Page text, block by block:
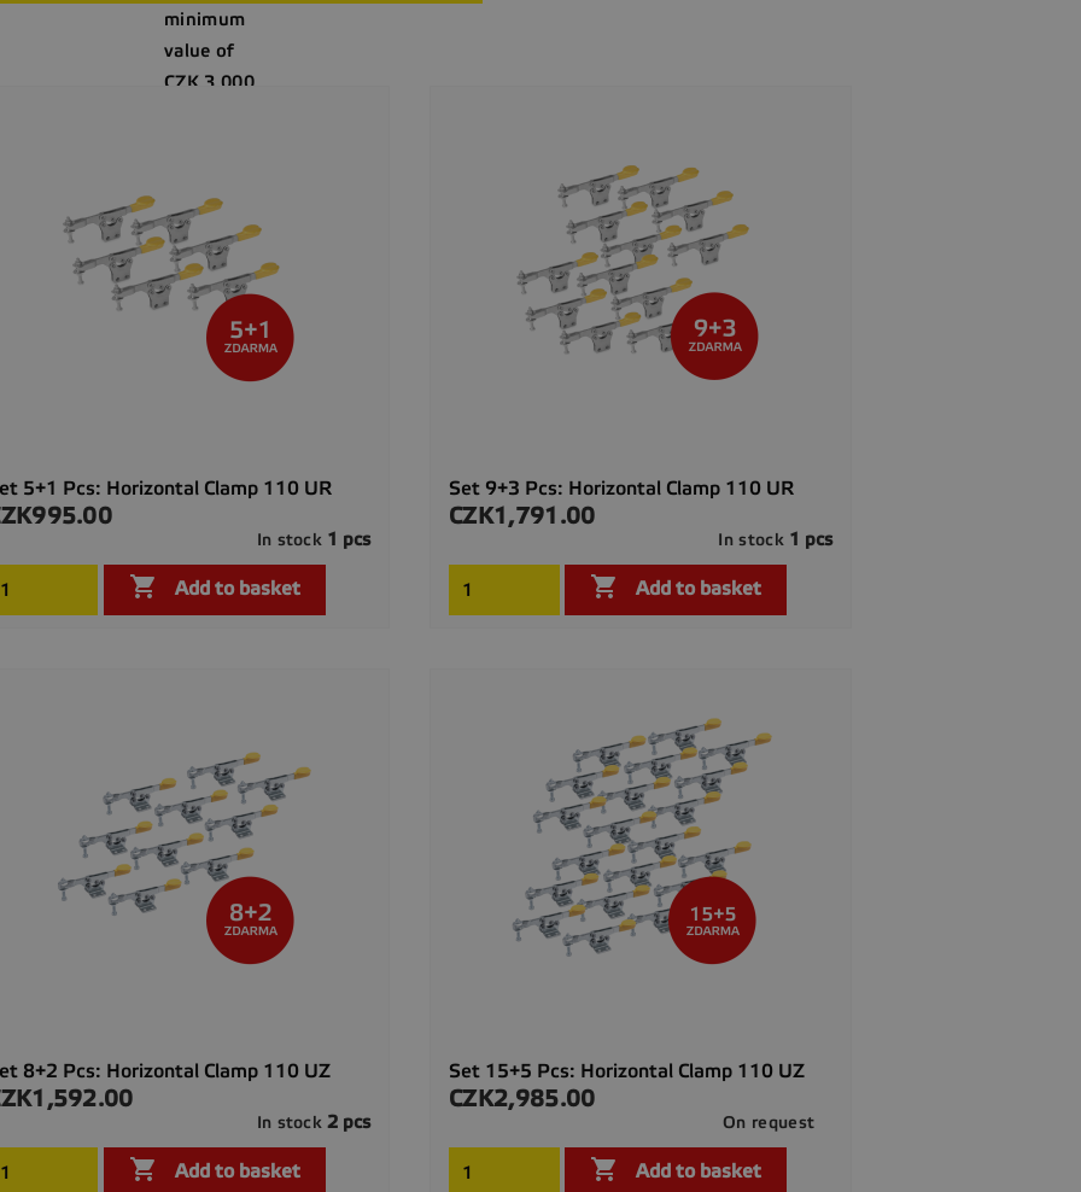
minimum
value of
CZK 3,000
5+1 Pcs: Horizontal Clamp 110 UR
In stock 1 pcs
 Add to basket
Quick view
Set 9+3 Pcs: Horizontal Clamp 110 UR
Price
CZK1,791.00
In stock 1 pcs
 Add to basket
Quick view
8+2 Pcs: Horizontal Clamp 110 UZ
In stock 2 pcs
 Add to basket
Quick view
Set 15+5 Pcs: Horizontal Clamp 110 UZ
Price
CZK2,985.00
On request
 Add to basket
Quick view